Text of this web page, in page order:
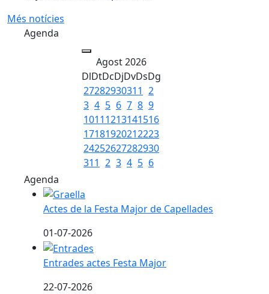
Més notícies
Agenda
Agost 2026
DlDtDcDjDvDsDg
27282930311 2
3 4 5 6 7 8 9
10111213141516
17181920212223
24252627282930
311 2 3 4 5 6
Agenda
Actes de la Festa Major de Capellades
Actes de la Festa Major de Capellades
01-07-2026
Entrades actes Festa Major
Entrades actes Festa Major
22-07-2026